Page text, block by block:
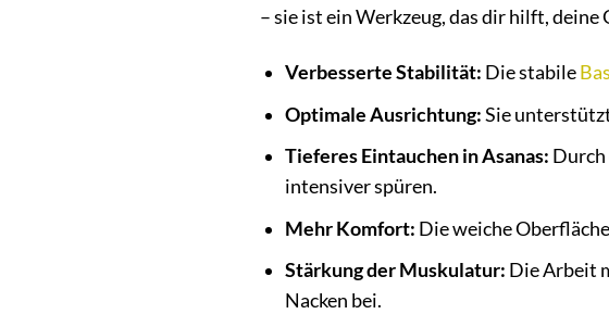
– sie ist ein Werkzeug, das dir hilft,
Verbesserte Stabilität: Die stabile
Optimale Ausrichtung:Sie
Tieferes Eintauchen in Asanas: Durch
intensiver spüren.
Mehr Komfort: Die weiche
Stärkung der Muskulatur: Die Arbeit
Nacken bei.